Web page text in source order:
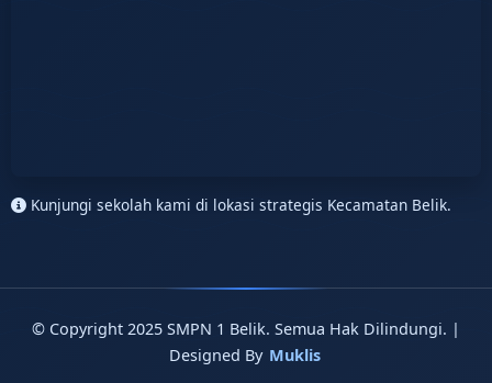
Kunjungi sekolah kami di lokasi strategis Kecamatan Belik.
© Copyright 2025 SMPN 1 Belik. Semua Hak Dilindungi. |
Designed By Muklis